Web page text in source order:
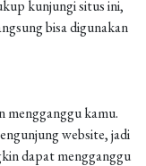
kunjungi situs ini,
bisa digunakan
mengganggu kamu.
website, jadi
dapat mengganggu